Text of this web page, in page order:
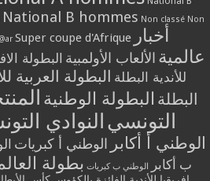
National B hommes Non classé Non
Super coupe d'Afrique أخبار
عالمية الألعاب الأولمبية البطولة
للأندية البطلة البطولة العربية
البطلة البطولة الوطنية
التونسي النوادي
الوطني أ أكابر الوطني أ كبريات
ب أكابر
الوطني ب كبريات بطولة